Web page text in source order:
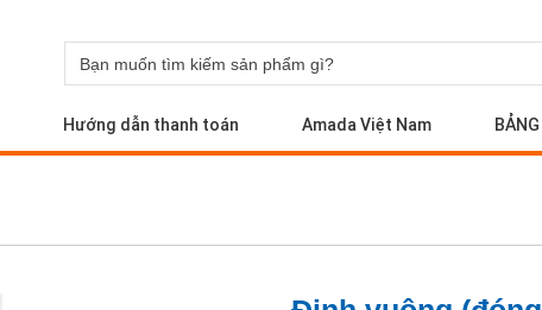
Hướng dẫn thanh toán Amada Việt Nam